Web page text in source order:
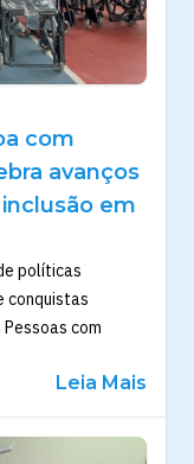
com
avanços
em
políticas
conquistas
com
Leia Mais